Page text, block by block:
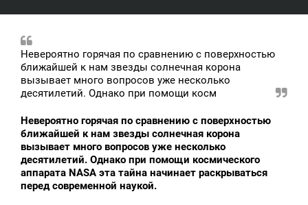
Невероятно горячая по сравнению с поверхностью
ближайшей к нам звезды солнечная корона
вызывает много вопросов уже несколько
десятилетий. Однако при помощи косм
Невероятно горячая по сравнению с поверхностью
ближайшей к нам звезды солнечная корона
вызывает много вопросов уже несколько
десятилетий. Однако при помощи космического
аппарата NASA эта тайна начинает раскрываться
перед современной наукой.